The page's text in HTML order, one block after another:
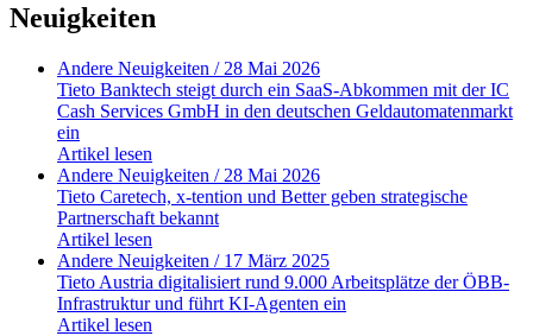
Neuigkeiten
Andere Neuigkeiten / 28 Mai 2026
Tieto Banktech steigt durch ein SaaS-Abkommen mit der IC
Cash Services GmbH in den deutschen Geldautomatenmarkt
ein
Artikel lesen
Andere Neuigkeiten / 28 Mai 2026
Tieto Caretech, x-tention und Better geben strategische
Partnerschaft bekannt
Artikel lesen
Andere Neuigkeiten / 17 März 2025
Tieto Austria digitalisiert rund 9.000 Arbeitsplätze der ÖBB-
Infrastruktur und führt KI-Agenten ein
Artikel lesen